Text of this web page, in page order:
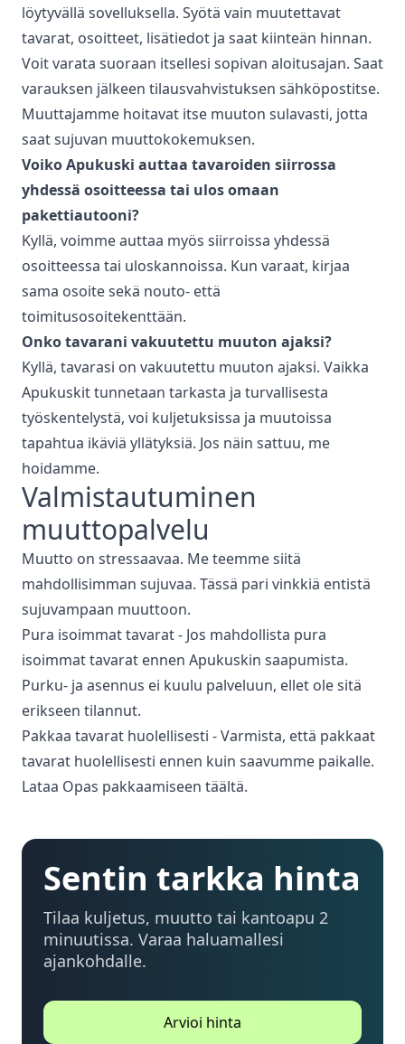
löytyvällä sovelluksella. Syötä vain muutettavat
tavarat, osoitteet, lisätiedot ja saat kiinteän hinnan.
Voit varata suoraan itsellesi sopivan aloitusajan. Saat
varauksen jälkeen tilausvahvistuksen sähköpostitse.
Muuttajamme hoitavat itse muuton sulavasti, jotta
saat sujuvan muuttokokemuksen.
Voiko Apukuski auttaa tavaroiden siirrossa
yhdessä osoitteessa tai ulos omaan
pakettiautooni?
Kyllä, voimme auttaa myös siirroissa yhdessä
osoitteessa tai uloskannoissa. Kun varaat, kirjaa
sama osoite sekä nouto- että
toimitusosoitekenttään.
Onko tavarani vakuutettu muuton ajaksi?
Kyllä, tavarasi on vakuutettu muuton ajaksi. Vaikka
Apukuskit tunnetaan tarkasta ja turvallisesta
työskentelystä, voi kuljetuksissa ja muutoissa
tapahtua ikäviä yllätyksiä. Jos näin sattuu, me
hoidamme.
Valmistautuminen
muuttopalvelu
Muutto on stressaavaa. Me teemme siitä
mahdollisimman sujuvaa. Tässä pari vinkkiä entistä
sujuvampaan muuttoon.
Pura isoimmat tavarat - Jos mahdollista pura
isoimmat tavarat ennen Apukuskin saapumista.
Purku- ja asennus ei kuulu palveluun, ellet ole sitä
erikseen tilannut.
Pakkaa tavarat huolellisesti - Varmista, että pakkaat
tavarat huolellisesti ennen kuin saavumme paikalle.
Lataa Opas pakkaamiseen täältä.
Sentin tarkka hinta
Tilaa kuljetus, muutto tai kantoapu 2
minuutissa. Varaa haluamallesi
ajankohdalle.
Arvioi hinta